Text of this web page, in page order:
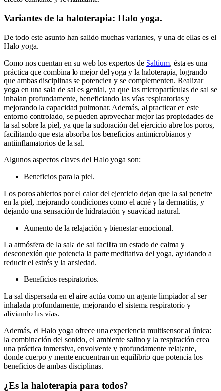
Variantes de la haloterapia: Halo yoga.
De todo este asunto han salido muchas variantes, y una de ellas es el
Halo yoga.
Como nos cuentan en su web los expertos de Saltium, ésta es una
práctica que combina lo mejor del yoga y la haloterapia, logrando
que ambas disciplinas se potencien y se complementen. Realizar
yoga en una sala de sal es genial, ya que las micropartículas de sal se
inhalan profundamente, beneficiando las vías respiratorias y
mejorando la capacidad pulmonar. Además, al practicar en este
entorno controlado, se pueden aprovechar mejor las propiedades de
la sal sobre la piel, ya que la sudoración del ejercicio abre los poros,
facilitando que esta absorba los beneficios antimicrobianos y
antiinflamatorios de la sal.
Algunos aspectos claves del Halo yoga son:
Beneficios para la piel.
Los poros abiertos por el calor del ejercicio dejan que la sal penetre
en la piel, mejorando condiciones como el acné y la dermatitis, y
dejando una sensación de hidratación y suavidad natural.
Aumento de la relajación y bienestar emocional.
La atmósfera de la sala de sal facilita un estado de calma y
desconexión que potencia la parte meditativa del yoga, ayudando a
reducir el estrés y la ansiedad.
Beneficios respiratorios.
La sal dispersada en el aire actúa como un agente limpiador al ser
inhalada profundamente, mejorando el sistema respiratorio y
aliviando las vías.
Además, el Halo yoga ofrece una experiencia multisensorial única:
la combinación del sonido, el ambiente salino y la respiración crea
una práctica inmersiva, envolvente y profundamente relajante,
donde cuerpo y mente encuentran un equilibrio que potencia los
beneficios de ambas disciplinas.
¿Es la haloterapia para todos?